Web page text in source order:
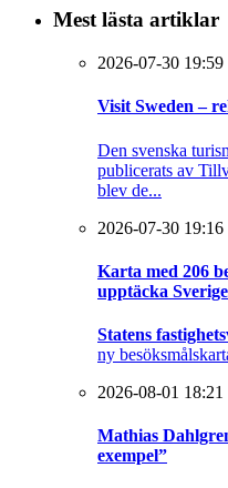
Mest lästa artiklar
2026-07-30 19:59
Visit Sweden –
Den svenska
publicerats av
blev de...
2026-07-30 19:16
Karta med 206
upptäcka
Statens
ny
2026-08-01 18:21
Mathias
exempel”